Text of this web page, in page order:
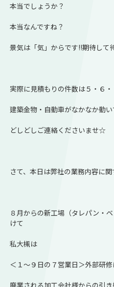
本当でしょうか？
本当なんですね？
景気は「気」からです!!期待して
実際に見積もりの件数は５・６・
建築金物・自動車がなかなか動い
どしどしご連絡くださいませ☆
さて、本日は弊社の業務内容に関
８月からの新工場（タレパン・
けて
私大槻は
＜１～９日の７営業日＞外部研修
廃業される加工会社様からの引